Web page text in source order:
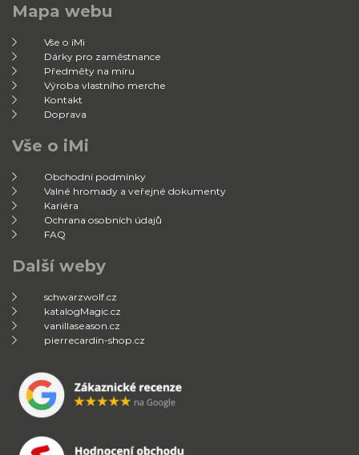
Mapa webu
Vše o iMi
Dárky pro zaměstnance
Předměty na míru
Výroba vlastního merche
Kontakt
Doprava
Vše o iMi
Obchodní podmínky
Valné hromady a veřejné dokumenty
Kariéra
Ochrana osobních údajů
FAQ
Další weby
schwarzwolf.cz
katalogMagic.cz
vanillaseason.cz
pierrecardin-shop.cz